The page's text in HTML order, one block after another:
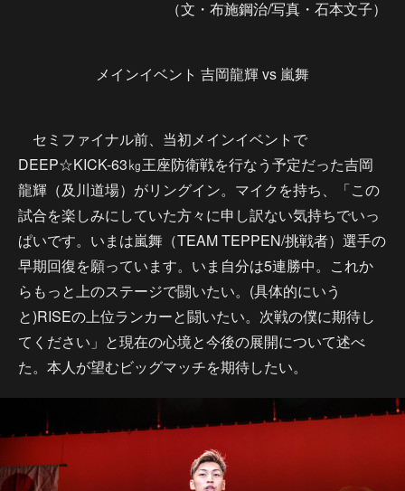
（文・布施鋼治/写真・石本文子）
メインイベント 吉岡龍輝 vs 嵐舞
セミファイナル前、当初メインイベントで
DEEP☆KICK-63㎏王座防衛戦を行なう予定だった吉岡
龍輝（及川道場）がリングイン。マイクを持ち、「この
試合を楽しみにしていた方々に申し訳ない気持ちでいっ
ぱいです。いまは嵐舞（TEAM TEPPEN/挑戦者）選手の
早期回復を願っています。いま自分は5連勝中。これか
らもっと上のステージで闘いたい。(具体的にいう
と)RISEの上位ランカーと闘いたい。次戦の僕に期待し
てください」と現在の心境と今後の展開について述べ
た。本人が望むビッグマッチを期待したい。